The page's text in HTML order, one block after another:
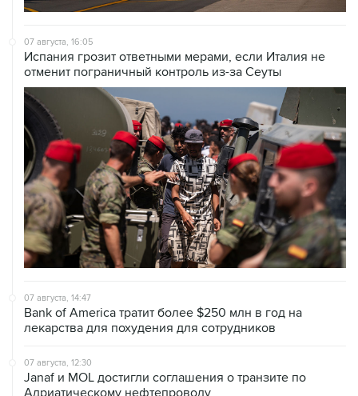
07 августа, 16:05
Испания грозит ответными мерами, если Италия не
отменит пограничный контроль из-за Сеуты
07 августа, 14:47
Bank of America тратит более $250 млн в год на
лекарства для похудения для сотрудников
07 августа, 12:30
Janaf и MOL достигли соглашения о транзите по